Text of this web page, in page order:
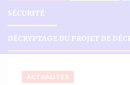
SÉCURITÉ
DÉCRYPTAGE DU PROJET DE
Accueil Actualités Avis Important
ACTUALITÉS